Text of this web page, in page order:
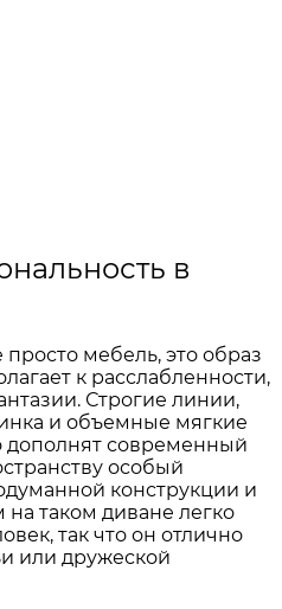
в
мебель, это образ
к расслабленности,
Строгие линии,
и объемные мягкие
дополнят современный
особый
конструкции и
таком диване легко
так что он отлично
или дружеской